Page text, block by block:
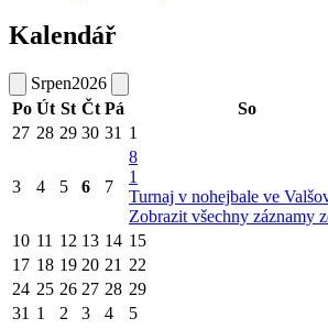
Kalendář
Srpen2026
Po Út St Čt Pá So
27 28 29 30 31 1
3 4 5 6 7
8
1
Turnaj v nohejbale ve
Zobrazit všechny záznamy
10 11 12 13 14 15
17 18 19 20 21 22
24 25 26 27 28 29
31 1 2 3 4 5